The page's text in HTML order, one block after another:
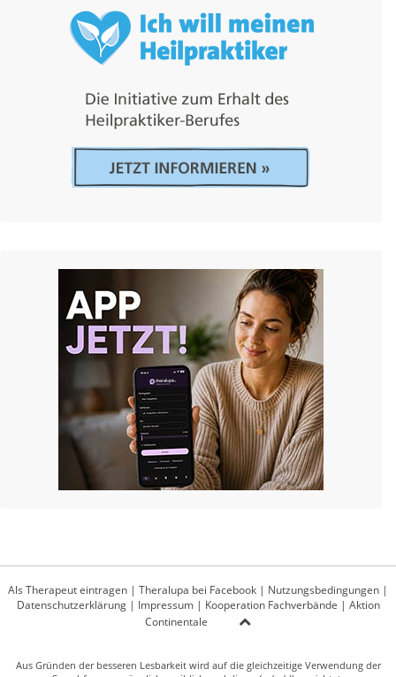
Als Therapeut eintragen | Theralupa bei Facebook | Nutzungsbedingungen |
Datenschutzerklärung| Impressum| Kooperation Fachverbände | Aktion
Continentale
Aus Gründen der besseren Lesbarkeit wird auf die gleichzeitige Verwendung der